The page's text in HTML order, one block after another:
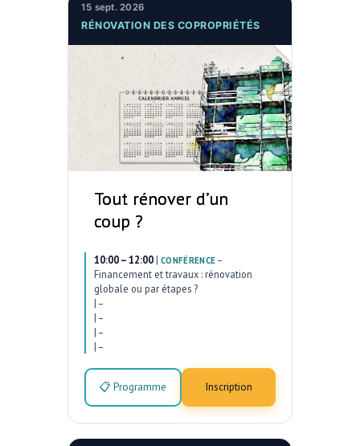
15 sept. 2026
RÉNOVATION DES COPROPRIÉTÉS
Tout rénover d’un
coup ?
10:00 – 12:00 | CONFÉRENCE –
Financement et travaux : rénovation
globale ou par étapes ?
| –
| –
| –
| –
📋 Programme Inscription